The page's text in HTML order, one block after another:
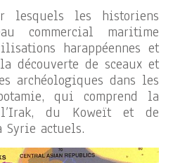
lesquels les historiens
commercial maritime
harappéennes et
découverte de sceaux et
archéologiques dans les
qui comprend la
du Koweït et de
actuels.